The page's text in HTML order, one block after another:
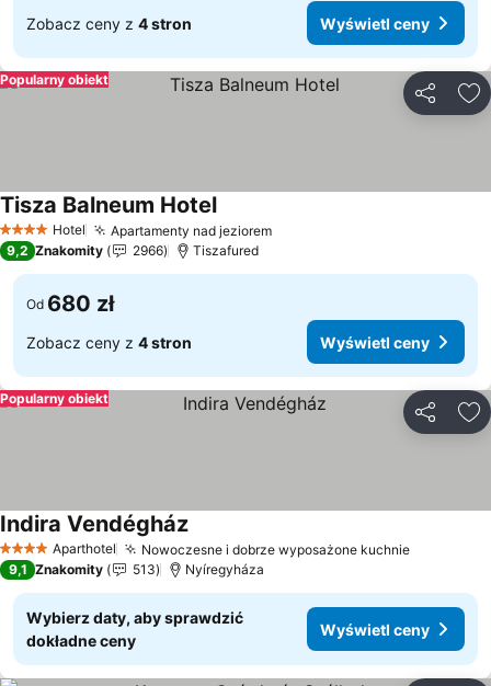
Zobacz ceny z 4 stron Wyświetl ceny
Popularny obiekt
4 KategoriaHotel Apartamenty nad jezioremWyświetl ceny
Tisza Balneum HotelWyświetl ceny
9,2 Znakomity 2966 Tiszafured
Od 680 zł
Zobacz ceny z 4 stron Wyświetl ceny
Popularny obiekt
4 KategoriaAparthotel Nowoczesne i dobrze wyposażone kuchnieWyświetl
Indira VendégházWyświetl ceny
9,1 Znakomity 513 Nyíregyháza
Wybierz daty, aby sprawdzić
dokładne ceny
Wyświetl ceny